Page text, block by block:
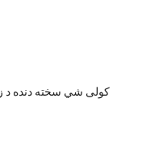
کولی شي سخته دنده د